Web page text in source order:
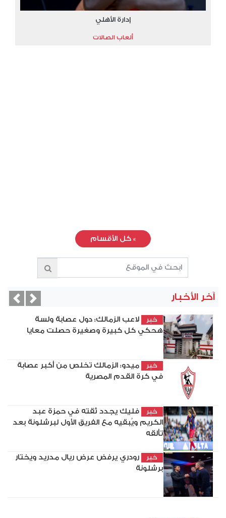
إدارة الأهلي
ألعاب الصالات
» كل الأقسام
آخر الأخبار
خبر
لاعب الزمالك: دول عصابة ولسة
هحكي كل كبيرة وصغيرة حصلت معايا
خبر
ميدو: الزمالك تخلص من أكبر عصابة
في كرة القدم المصرية
خبر
فليك يجدد ثقته في حمزة عبد
الكريم ويُبقيه مع الفريق الأول لبرشلونة بعد
تألقه
خبر
رودري يرفض عرض ريال مدريد ويختار
برشلونة
Next